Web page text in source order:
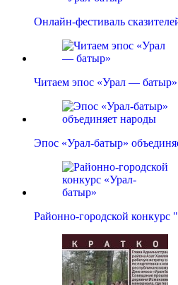
Онлайн-фестиваль
Читаем эпос «Урал — батыр»
Эпос «Урал-батыр»
Районно-городской конкурс